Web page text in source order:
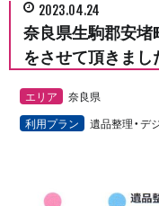
2023.04.24
奈良県生駒郡安
をさせて頂きまし
エリア
奈良県
利用プラン
遺品整理・デ